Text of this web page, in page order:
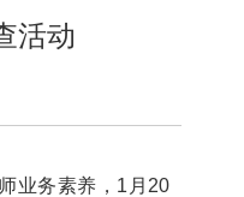
活动
业务素养，1月20